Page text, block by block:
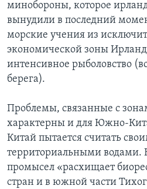
минобороны, которое
вынудили в последний
морские учения из
экономической зоны
интенсивное рыболовство
берега).
Проблемы, связанные с
характерны и для Южно-
Китай пытается считать
территориальными водами.
промысел «расхищает
стран и в южной части